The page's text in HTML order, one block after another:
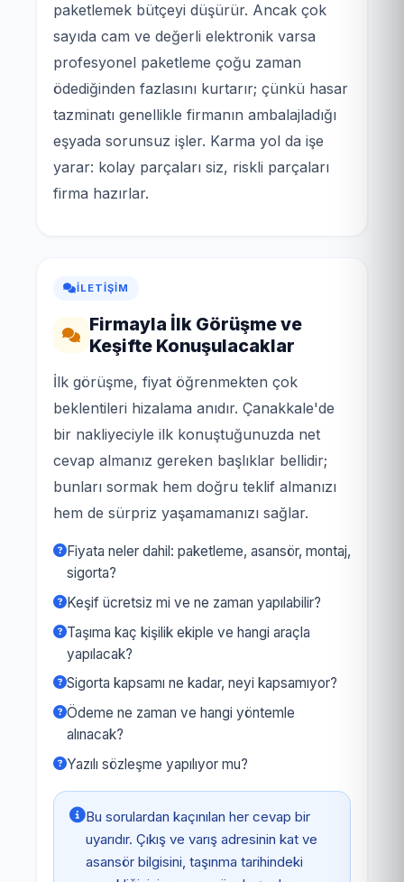
paketlemek bütçeyi düşürür. Ancak çok
sayıda cam ve değerli elektronik varsa
profesyonel paketleme çoğu zaman
ödediğinden fazlasını kurtarır; çünkü hasar
tazminatı genellikle firmanın ambalajladığı
eşyada sorunsuz işler. Karma yol da işe
yarar: kolay parçaları siz, riskli parçaları
firma hazırlar.
İLETIŞIM
Firmayla İlk Görüşme ve
Keşifte Konuşulacaklar
İlk görüşme, fiyat öğrenmekten çok
beklentileri hizalama anıdır. Çanakkale'de
bir nakliyeciyle ilk konuştuğunuzda net
cevap almanız gereken başlıklar bellidir;
bunları sormak hem doğru teklif almanızı
hem de sürpriz yaşamamanızı sağlar.
Fiyata neler dahil: paketleme, asansör, montaj,
sigorta?
Keşif ücretsiz mi ve ne zaman yapılabilir?
Taşıma kaç kişilik ekiple ve hangi araçla
yapılacak?
Sigorta kapsamı ne kadar, neyi kapsamıyor?
Ödeme ne zaman ve hangi yöntemle
alınacak?
Yazılı sözleşme yapılıyor mu?
Bu sorulardan kaçınılan her cevap bir
uyarıdır. Çıkış ve varış adresinin kat ve
asansör bilgisini, taşınma tarihindeki